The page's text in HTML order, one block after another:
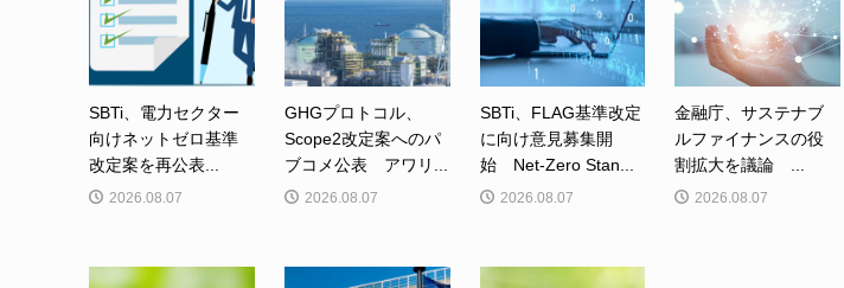
SBTi、電力セクター
向けネットゼロ基準
改定案を再公表...
2026.08.07
GHGプロトコル、
Scope2改定案へのパ
ブコメ公表 アワリ...
2026.08.07
SBTi、FLAG基準改定
に向け意見募集開
始 Net-Zero Stan...
2026.08.07
金融庁、サステナブ
ルファイナンスの役
割拡大を議論 ...
2026.08.07